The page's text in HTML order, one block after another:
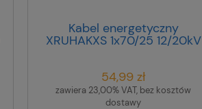
Kabel energetyczny
XRUHAKXS 1x70/25 12/20kV
54,99 zł
zawiera 23,00% VAT, bez kosztów
dostawy